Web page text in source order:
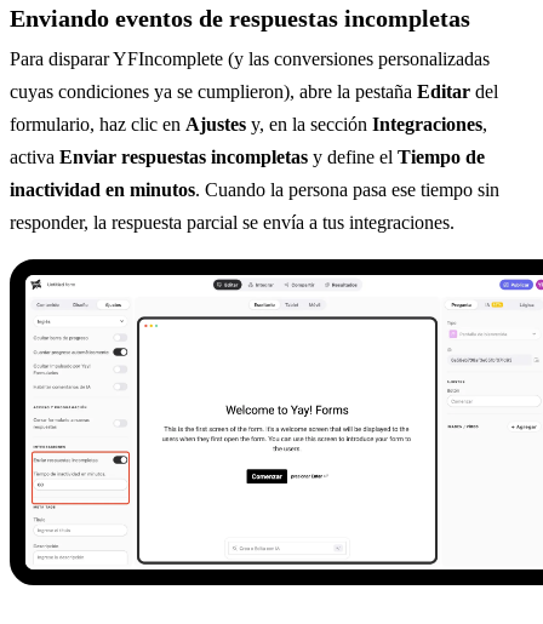
Enviando eventos de respuestas incompletas
Para disparar YFIncomplete (y las conversiones personalizadas
cuyas condiciones ya se cumplieron), abre la pestaña Editar del
formulario, haz clic en Ajustes y, en la sección Integraciones,
activa Enviar respuestas incompletas y define el Tiempo de
inactividad en minutos. Cuando la persona pasa ese tiempo sin
responder, la respuesta parcial se envía a tus integraciones.